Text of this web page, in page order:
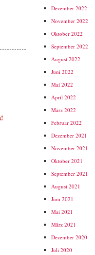
Dezember 2022
November 2022
Oktober 2022
September 2022
August 2022
Juni 2022
Mai 2022
April 2022
März 2022
Februar 2022
Dezember 2021
November 2021
Oktober 2021
September 2021
August 2021
Juni 2021
Mai 2021
März 2021
Dezember 2020
Juli 2020